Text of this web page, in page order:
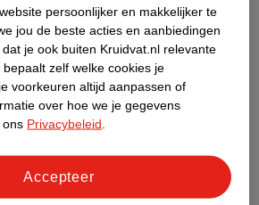
geschikt is om je hoofdhuid mee in te
of weinig haar hebt, is deBiodermal
Zonnespray. De parfumvrije spray
haar
persoonlijker en makkelijker te
jou de beste acties en aanbiedingen
je ook buiten Kruidvat.nl relevante
bepaalt zelf welke cookies je
voorkeuren altijd aanpassen of
over hoe we je gegevens
ons Privacybeleid
Accepteer